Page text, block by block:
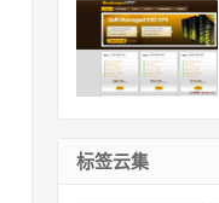
标签云集